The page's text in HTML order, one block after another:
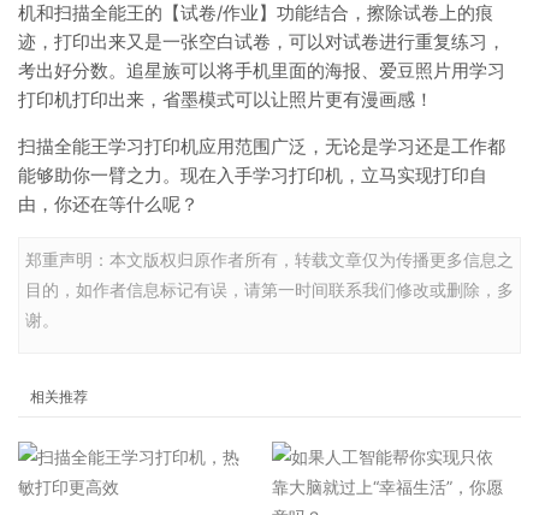
机和扫描全能王的【试卷/作业】功能结合，擦除试卷上的痕
迹，打印出来又是一张空白试卷，可以对试卷进行重复练习，
考出好分数。追星族可以将手机里面的海报、爱豆照片用学习
打印机打印出来，省墨模式可以让照片更有漫画感！
扫描全能王学习打印机应用范围广泛，无论是学习还是工作都
能够助你一臂之力。现在入手学习打印机，立马实现打印自
由，你还在等什么呢？
郑重声明：本文版权归原作者所有，转载文章仅为传播更多信息之
目的，如作者信息标记有误，请第一时间联系我们修改或删除，多
谢。
相关推荐